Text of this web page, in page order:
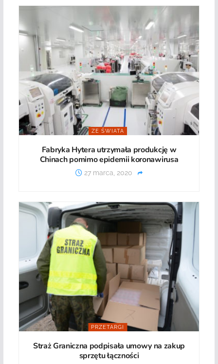
ZE ŚWIATA
Fabryka Hytera utrzymała produkcję w
Chinach pomimo epidemii koronawirusa
27 marca, 2020
PRZETARGI
Straż Graniczna podpisała umowy na zakup
sprzętu łączności